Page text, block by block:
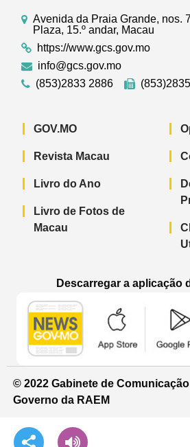
Avenida da Praia Grande, nos.
Plaza, 15.º andar, Macau
https://www.gcs.gov.mo
info@gcs.gov.mo
(853)2833 2886
GOV.MO
Revista Macau
Livro do Ano
Livro de Fotos de
Macau
Descarregar a aplicação
© 2022 Gabinete de
Governo da RAEM